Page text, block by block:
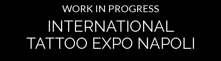
WORK IN PROGRESS
INTERNATIONAL
TATTOO EXPO NAPOLI